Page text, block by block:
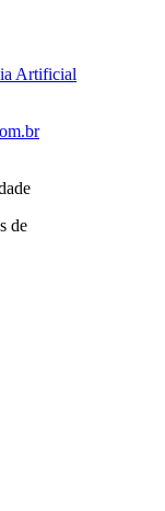
Artificial
de